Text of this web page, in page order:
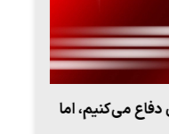
می‌کنیم، اما